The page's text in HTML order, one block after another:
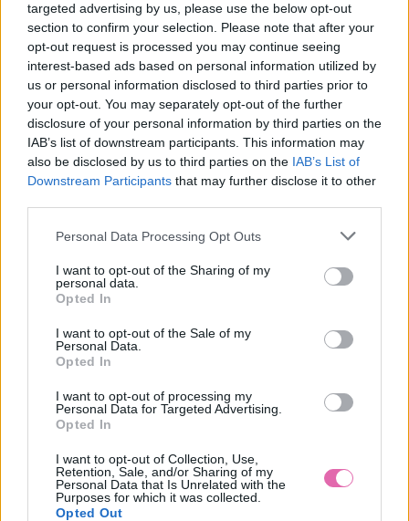
targeted advertising by us, please use the below opt-out
section to confirm your selection. Please note that after your
opt-out request is processed you may continue seeing
interest-based ads based on personal information utilized by
us or personal information disclosed to third parties prior to
your opt-out. You may separately opt-out of the further
disclosure of your personal information by third parties on the
IAB’s list of downstream participants. This information may
also be disclosed by us to third parties on the IAB’s List of
Downstream Participants that may further disclose it to other
Personal Data Processing Opt Outs
I want to opt-out of the Sharing of my
personal data.
Opted In
I want to opt-out of the Sale of my
Personal Data.
Opted In
I want to opt-out of processing my
Personal Data for Targeted Advertising.
Opted In
I want to opt-out of Collection, Use,
Retention, Sale, and/or Sharing of my
Personal Data that Is Unrelated with the
Purposes for which it was collected.
Opted Out
Zabudnite na korzety, strapce, či bohato zdobené sukne.
Súčasnej móde vládnu romantika a jednoduchosť a prím v nej
hrajú práve kvety. Tie sú „v kurze“ nielen v ležérnej móde riflí,
blúzok a pulóvrov, ale v rozličných veľkostiach zdobia už aj
spoločenské šaty. Ak ste zástancom tradičnej elegancie,
nechajte sa očariť krásoupuzdrových šiat s kvetinovým
topom. Ak vás, naopak, láka nádych extravagancie,
jedinečnosť vášho štýlu podčiarknete spoločenskými šatami s
výraznými ružami.
Výnimočnosť romantických duší podčiarknučipkované šaty,
pánov i dám hneď, ako vkročíte do miestnosti. Nebaví vás
romantika? Potom zažiarte ako skutočná hollywoodska
hviezda! V šatáchs odhalenými ramenami a rozšírenou midi
sukňoualebo v
stanete neprehliadnuteľnou femme-fatale, ktorá si dokáže
zachovať ženskosť a noblesu.
Aj keď sa v spoločenských šatách budete cítiť ako hviezda
večera, nezabudnite na spoločenské vystupovanie. Máte
jedinečnú príležitosť využiť vianočný večierok na bližšie
spoznanie svojich kolegov a kolegýň. Spravte si z neho
udalosť, na ktorú budete najbližší rok s radosťou spomínať.